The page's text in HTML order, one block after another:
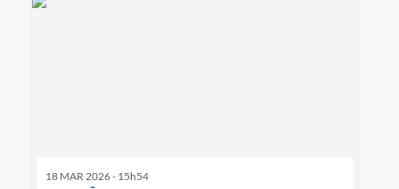
18 MAR 2026 - 15h54